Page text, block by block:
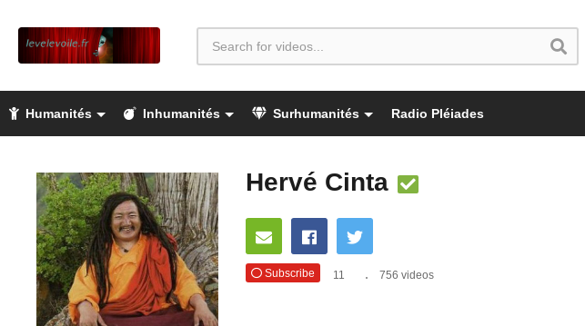
Humanités Inhumanités Surhumanités Radio Pléiades
Hervé Cinta
Subscribe 11 756 videos